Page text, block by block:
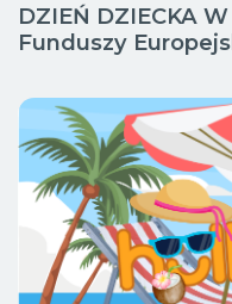
DZIEŃ DZIECKA
Funduszy